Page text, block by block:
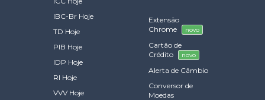
IBC-Br Hoje
TD Hoje
PIB Hoje
IDP Hoje
RI Hoje
VVV Hoje
Extensão
Chrome
novo
Cartão de
Crédito
novo
Alerta de Câmbio
Conversor de
Moedas